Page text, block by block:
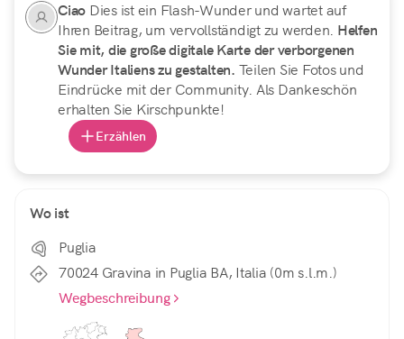
Ciao Dies ist ein Flash-Wunder und wartet auf
Ihren Beitrag, um vervollständigt zu werden. Helfen
Sie mit, die große digitale Karte der verborgenen
Wunder Italiens zu gestalten. Teilen Sie Fotos und
Eindrücke mit der Community. Als Dankeschön
erhalten Sie Kirschpunkte!
Erzählen
Wo ist
Puglia
70024 Gravina in Puglia BA, Italia (0m s.l.m.)
Wegbeschreibung